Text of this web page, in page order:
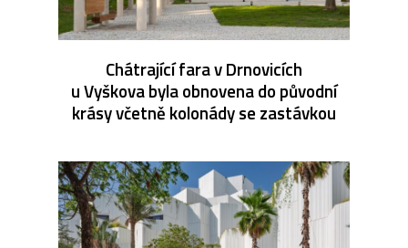
Chátrající fara v Drnovicích
u Vyškova byla obnovena do původní
krásy včetně kolonády se zastávkou